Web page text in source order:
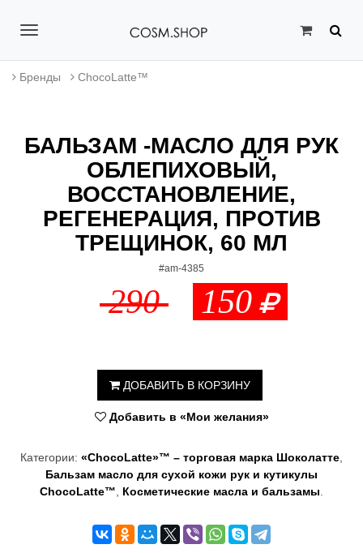
T
o
l
n
Бренды ChocoLatte™
БАЛЬЗАМ -МАСЛО ДЛЯ РУК
ОБЛЕПИХОВЫЙ,
ВОССТАНОВЛЕНИЕ,
РЕГЕНЕРАЦИЯ, ПРОТИВ
ТРЕЩИНОК, 60 МЛ
#am-4385
290 150
ДОБАВИТЬ В КОРЗИНУ
Добавить в «Мои желания»
Категории: «ChocoLatte»™ – торговая марка Шоколатте
Бальзам масло для сухой кожи рук и кутикулы
ChocoLatte™
Косметические масла и бальзамы